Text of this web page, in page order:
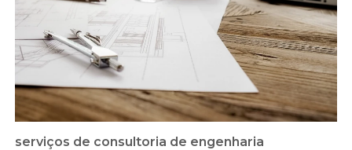
serviços de consultoria de engenharia